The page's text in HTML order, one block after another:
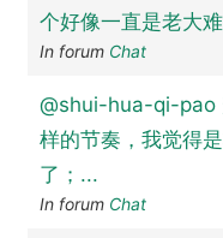
个好像一直是老大
In forum Chat
@shui-hua-qi-pao
样的节奏，我觉得
了；...
In forum Chat